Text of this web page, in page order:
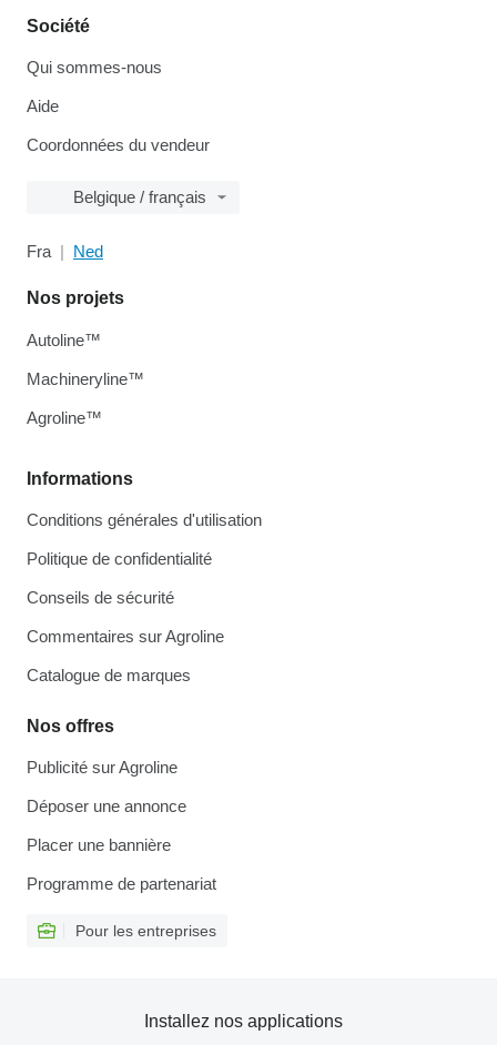
Société
Qui sommes-nous
Aide
Coordonnées du vendeur
Belgique / français
Fra Ned
Informations
Conditions générales d'utilisation
Politique de confidentialité
Conseils de sécurité
Commentaires sur Agroline
Catalogue de marques
Nos offres
Publicité sur Agroline
Déposer une annonce
Placer une bannière
Programme de partenariat
Pour les entreprises
Nos projets
Autoline™
Machineryline™
Agroline™
Installez nos applications